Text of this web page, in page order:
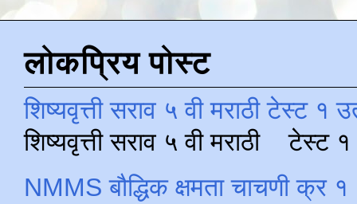
लोकप्रिय पोस्ट
शिष्यवृत्ती सराव ५ वी मराठी टेस्ट १
शिष्यवृत्ती सराव ५ वी मराठी टेस्ट
NMMS बौद्धिक क्षमता चाचणी क्र